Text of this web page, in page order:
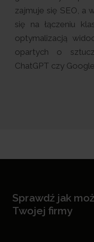
zajmuje się SEO, a
się na łączeniu
optymalizacją
opartych o
ChatGPT czy
Sprawdź jak
Twojej firmy